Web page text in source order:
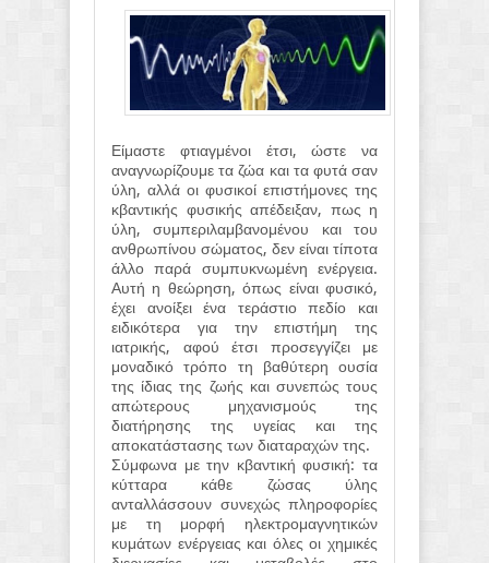
Είμαστε φτιαγμένοι έτσι, ώστε να
αναγνωρίζουμε τα ζώα και τα φυτά σαν
ύλη, αλλά οι φυσικοί επιστήμονες της
κβαντικής φυσικής απέδειξαν, πως η
ύλη, συμπεριλαμβανομένου και του
ανθρωπίνου σώματος, δεν είναι τίποτα
άλλο παρά συμπυκνωμένη ενέργεια.
Αυτή η θεώρηση, όπως είναι φυσικό,
έχει ανοίξει ένα τεράστιο πεδίο και
ειδικότερα για την επιστήμη της
ιατρικής, αφού έτσι προσεγγίζει με
μοναδικό τρόπο τη βαθύτερη ουσία
της ίδιας της ζωής και συνεπώς τους
απώτερους μηχανισμούς της
διατήρησης της υγείας και της
αποκατάστασης των διαταραχών της.
Σύμφωνα με την κβαντική φυσική: τα
κύτταρα κάθε ζώσας ύλης
ανταλλάσσουν συνεχώς πληροφορίες
με τη μορφή ηλεκτρομαγνητικών
κυμάτων ενέργειας και όλες οι χημικές